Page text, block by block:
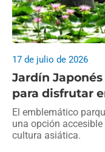
Jardín
para disfrutar
17 de julio de 2026
El emblemático
una opción
cultura asiática.